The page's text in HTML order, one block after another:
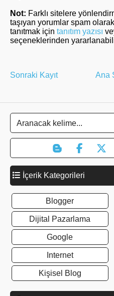
Not: Farklı sitelere
taşıyan yorumlar spam
tanıtmak için tanıtım yazısı
seçeneklerinden
Sonraki Kayıt Ana
İçerik Kategorileri
Blogger
Dijital Pazarlama
Google
Internet
Kişisel Blog